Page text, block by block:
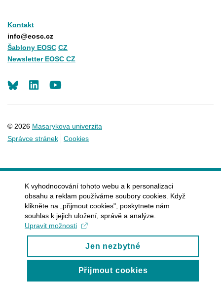
Kontakt
info@eosc.cz
Šablony EOSC CZ
Newsletter EOSC CZ
© 2026 Masarykova univerzita
Správce stránek
Cookies
LinkedIn
K vyhodnocování tohoto webu a k personalizaci
obsahu a reklam používáme soubory cookies. Když
klikněte na „přijmout cookies", poskytnete nám
souhlas k jejich uložení, správě a analýze.
Upravit možnosti
Jen nezbytné
Přijmout cookies